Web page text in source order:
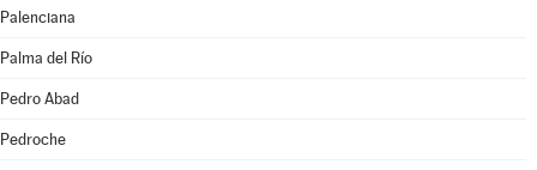
Palenciana
Palma del Río
Pedro Abad
Pedroche